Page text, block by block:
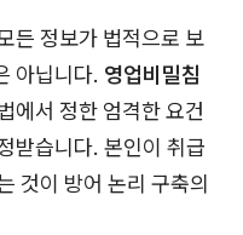
든 정보가 법적으로 보
아닙니다. 영업비밀침
에서 정한 엄격한 요건
받습니다. 본인이 취급
것이 방어 논리 구축의